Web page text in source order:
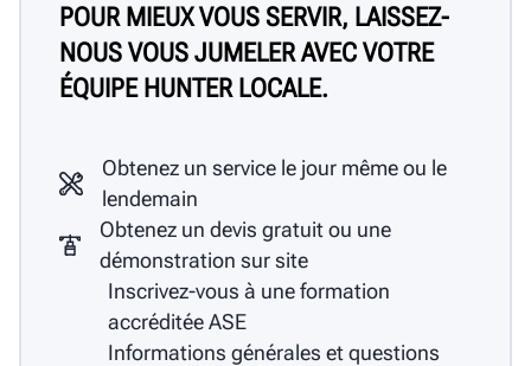
POUR MIEUX VOUS SERVIR, LAISSEZ-
NOUS VOUS JUMELER AVEC VOTRE
ÉQUIPE HUNTER LOCALE.
Obtenez un service le jour même ou le
lendemain
Obtenez un devis gratuit ou une
démonstration sur site
Inscrivez-vous à une formation
accréditée ASE
Informations générales et questions